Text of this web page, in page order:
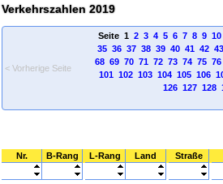
Verkehrszahlen 2019
< Vorherige Seite
Seite 1 2 3 4 5 6 7 8 9 10
35 36 37 38 39 40 41 42 43
68 69 70 71 72 73 74 75 76
101 102 103 104 105 106
126 127 128
Nr. B-Rang L-Rang Land Straße